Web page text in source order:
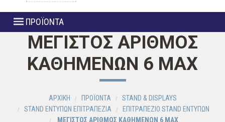
ΠΡΟΪΟΝΤΑ
ΜΕΓΙΣΤΟΣ ΑΡΙΘΜΟΣ
ΚΑΘHΜΕΝΩΝ 6 ΜΑΧ
ΑΡΧΙΚΗ ΠΡΟΪΟΝΤΑ
STAND & DISPLAYS
STAND ΕΝΤΥΠΩΝ ΕΠΙΤΡΑΠΕΖΙΑ
ΕΠΙΤΡΑΠΕΖΙΟ STAND EΝΤΥΠΩΝ
ΜΕΓΙΣΤΟΣ ΑΡΙΘΜΟΣ ΚΑΘHΜΕΝΩΝ 6 ΜΑΧ